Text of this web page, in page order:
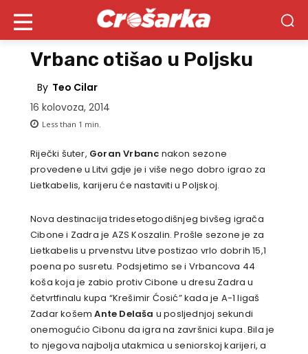
Vrbanc otišao u Poljsku
By Teo Cilar
16 kolovoza, 2014
Less than 1 min.
Riječki šuter, Goran Vrbanc nakon sezone
provedene u Litvi gdje je i više nego dobro igrao za
Lietkabelis, karijeru će nastaviti u Poljskoj.
Nova destinacija tridesetogodišnjeg bivšeg igrača
Cibone i Zadra je AZS Koszalin. Prošle sezone je za
Lietkabelis u prvenstvu Litve postizao vrlo dobrih 15,1
poena po susretu. Podsjetimo se i Vrbancova 44
koša koja je zabio protiv Cibone u dresu Zadra u
četvrtfinalu kupa “Krešimir Ćosić” kada je A-1 ligaš
Zadar košemAnte Delaša u posljednjoj sekundi
onemogućio Cibonu da igra na završnici kupa. Bila je
to njegova najbolja utakmica u seniorskoj karijeri, a